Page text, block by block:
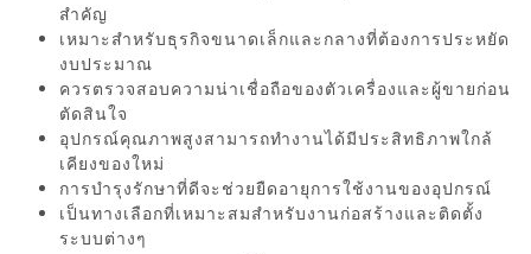
สำคัญ
เหมาะสำหรับธุรกิจขนาดเล็กและกลางที่ต้องการประหยัด
งบประมาณ
ควรตรวจสอบความน่าเชื่อถือของตัวเครื่องและผู้ขายก่อน
ตัดสินใจ
อุปกรณ์คุณภาพสูงสามารถทำงานได้มีประสิทธิภาพใกล้
เคียงของใหม่
การบำรุงรักษาที่ดีจะช่วยยืดอายุการใช้งานของอุปกรณ์
เป็นทางเลือกที่เหมาะสมสำหรับงานก่อสร้างและติดตั้ง
ระบบต่างๆ